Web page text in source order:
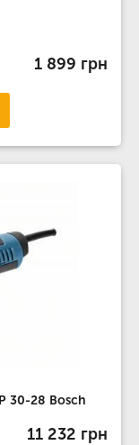
1 899 грн
30-28 Bosch
11 232 грн